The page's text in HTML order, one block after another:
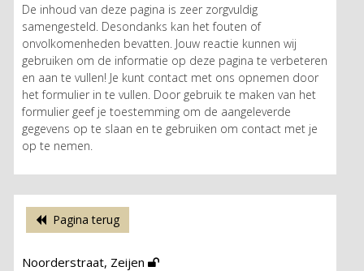
De inhoud van deze pagina is zeer zorgvuldig
samengesteld. Desondanks kan het fouten of
onvolkomenheden bevatten. Jouw reactie kunnen wij
gebruiken om de informatie op deze pagina te verbeteren
en aan te vullen! Je kunt contact met ons opnemen door
het formulier in te vullen. Door gebruik te maken van het
formulier geef je toestemming om de aangeleverde
gegevens op te slaan en te gebruiken om contact met je
op te nemen.
Pagina terug
Noorderstraat, Zeijen